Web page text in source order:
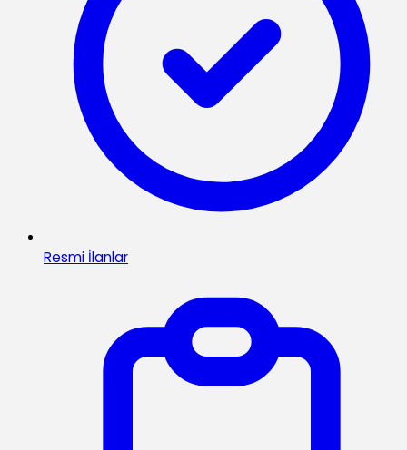
Resmi İlanlar